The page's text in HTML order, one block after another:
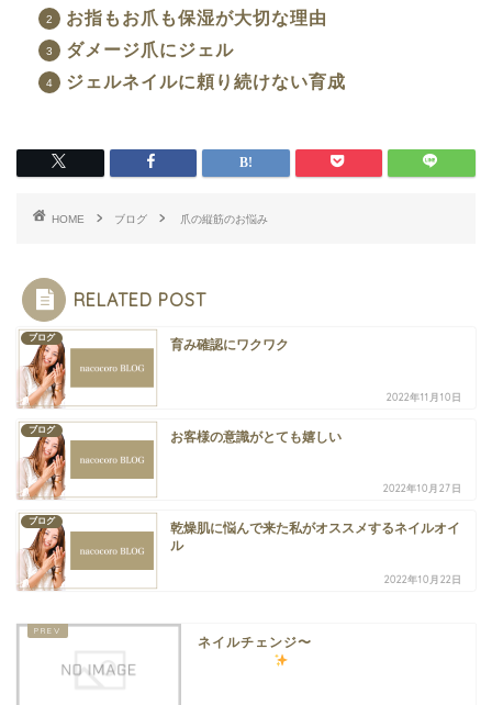
お指もお爪も保湿が大切な理由
ダメージ爪にジェル
ジェルネイルに頼り続けない育成
HOME ブログ 爪の縦筋のお悩み
RELATED POST
ブログ 育み確認にワクワク
2022年11月10日
ブログ お客様の意識がとても嬉しい
2022年10月27日
ブログ
乾燥肌に悩んで来た私がオススメするネイルオイ
ル
2022年10月22日
ネイルチェンジ〜